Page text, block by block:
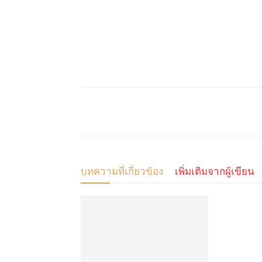
บทความที่เกี่ยวข้อง เพิ่มเติมจากผู้เขียน